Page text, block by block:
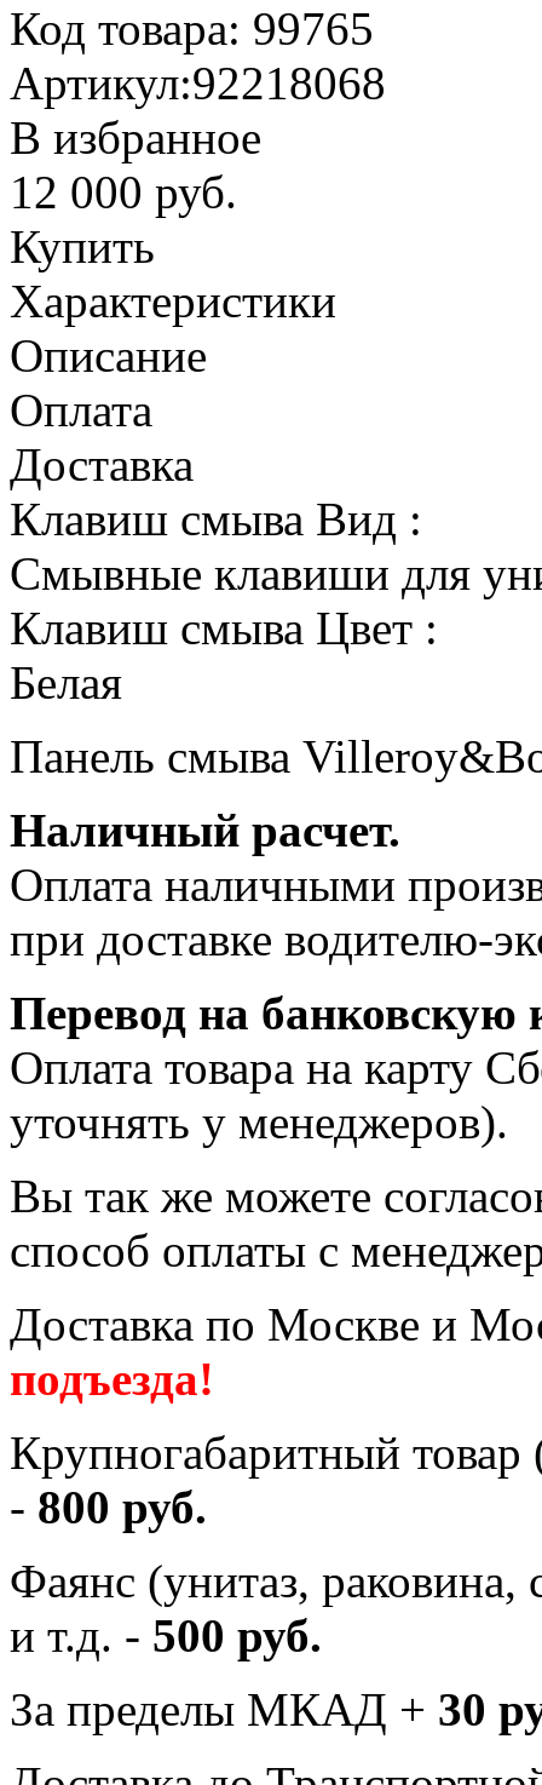
Код товара: 99765
Артикул:92218068
В избранное
12 000 руб.
Купить
Характеристики
Описание
Оплата
Доставка
Клавиш смыва Вид :
Смывные клавиши для
Клавиш смыва Цвет :
Белая
Панель смыва
Наличный расчет.
Оплата наличными
при доставке водителю-
Перевод на банковскую
Оплата товара на карту
уточнять у менеджеров).
Вы так же можете
способ оплаты с
Доставка по Москве и
подъезда!
Крупногабаритный
- 800 руб.
Фаянс (унитаз, раковина,
и т.д. - 500 руб.
За пределы МКАД + 30